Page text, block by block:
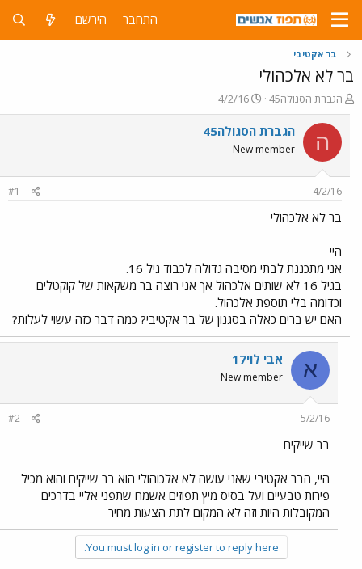
התחבר הירשם
בר אקטיבי
בר לא אלכהולי
פ
ו
ת
ח
ה
ו
ש
א
הגברת הסגולה45
פ
ו
ר
ם
4/2/16
ה הגברת הסגולה45
New member
4/2/16
#1
בר לא אלכהולי
היי
אני מתכננת לבתי מסיבה גדולה לכבוד גיל 16.
בגיל 16 לא שותים אלכהול אך אני רוצה בר משקאות של קוקטלים
וכדומה בלי תוספת אלכהול.
האם יש ברים כאלה בסגנון של בר אקטיבי? כמה דבר כזה עשוי לעלות?
א אבי לוי17
New member
5/2/16
#2
בר שייקים
היי, הבר אקטיבי שאני עושה לא אלכוהולי הוא בר שייקים והוא מכיל
פירות טבעיים ועל בסיס מיץ תפוזים אשמח שתפני אליי בדרכים
המקובלות היות וזה לא המקום לתת הצעות מחיר
You must log in or register to reply here.